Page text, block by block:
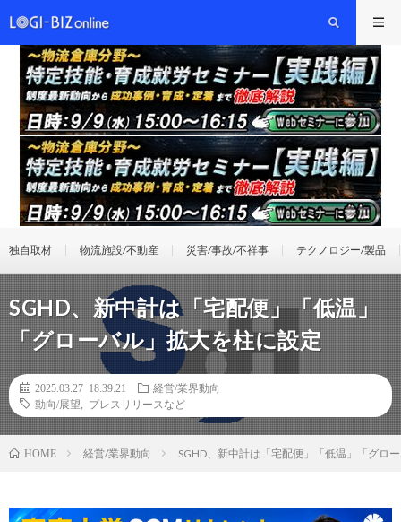
独自取材 物流施設/不動産 災害/事故/不祥事 テクノロジー/製品
SGHD、新中計は「宅配便」「低温」
「グローバル」拡大を柱に設定
2025.03.27 18:39:21
経営/業界動向
動向/展望
プレスリリースなど
HOME 経営/業界動向 SGHD、新中計は「宅配便」「低温」「グロ